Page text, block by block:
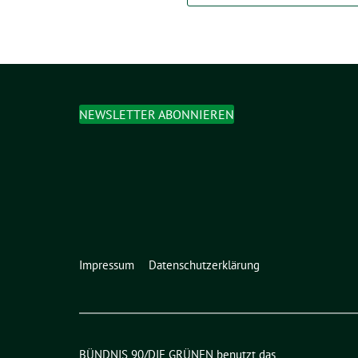
NEWSLETTER ABONNIEREN
Impressum Datenschutzerklärung
BÜNDNIS 90/DIE GRÜNEN benutzt das